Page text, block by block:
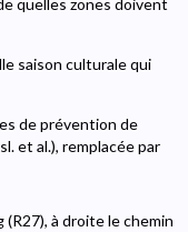
quelles zones doivent
saison culturale qui
de prévention de
et al.), remplacée par
à droite le chemin